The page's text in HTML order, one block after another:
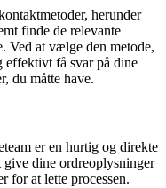
herunder
finde de relevante
Ved at vælge den metode,
effektivt få svar på dine
du måtte have.
er en hurtig og direkte
dine ordreoplysninger
for at lette processen.